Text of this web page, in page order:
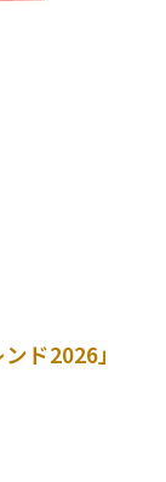
ド2026」